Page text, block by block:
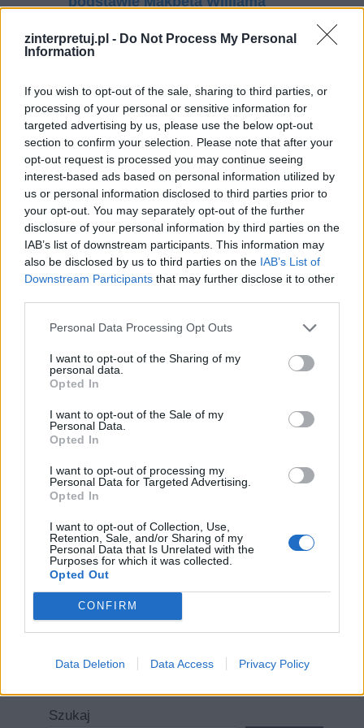
zinterpretuj.pl - Do Not Process My Personal
Information
If you wish to opt-out of the sale, sharing to third parties, or
processing of your personal or sensitive information for
targeted advertising by us, please use the below opt-out
section to confirm your selection. Please note that after your
opt-out request is processed you may continue seeing
interest-based ads based on personal information utilized by
us or personal information disclosed to third parties prior to
your opt-out. You may separately opt-out of the further
disclosure of your personal information by third parties on the
IAB’s list of downstream participants. This information may
also be disclosed by us to third parties on the IAB’s List of
Downstream Participants that may further disclose it to other
Personal Data Processing Opt Outs
I want to opt-out of the Sharing of my
personal data.
Opted In
I want to opt-out of the Sale of my
Personal Data.
Opted In
I want to opt-out of processing my
Personal Data for Targeted Advertising.
Opted In
I want to opt-out of Collection, Use,
Retention, Sale, and/or Sharing of my
Personal Data that Is Unrelated with the
Purposes for which it was collected.
Opted Out
CONFIRM
Data Deletion Data Access Privacy Policy
uwzględnij również wybrany kontekst.
Kategorie
opracowania
Tagi
Charles Baudelaire
Wątek miłosny w Zemście – miłość Wacława
i Klary – opis wydarzeń, streszczenie
Poeta – interpretacja
Dodaj komentarz
Nazwa
mail
Witryna
internetowa
Szukaj